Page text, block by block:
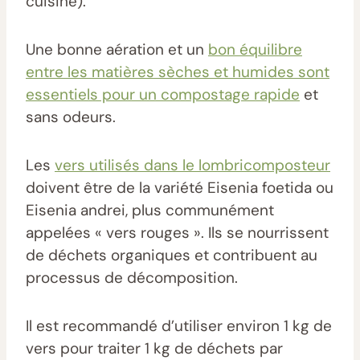
Une bonne aération et un bon équilibre
entre les matières sèches et humides sont
essentiels pour un compostage rapide et
sans odeurs.
Les vers utilisés dans le lombricomposteur
doivent être de la variété Eisenia foetida ou
Eisenia andrei, plus communément
appelées « vers rouges ». Ils se nourrissent
de déchets organiques et contribuent au
processus de décomposition.
Il est recommandé d’utiliser environ 1 kg de
vers pour traiter 1 kg de déchets par